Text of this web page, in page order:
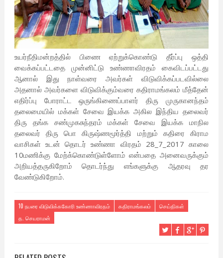
உயர்நீதிமன்றத்தில் பிணை ஏற்றுக்கொண்டு தீர்ப்பு ஒத்தி
வைக்கப்பட்டதை முன்னிட்டு உண்ணாவிரதம் கைவிடப்பட்டது
ஆனால் இது நாள்வரை அவர்கள் விடுவிக்கப்படவில்லை
அதனால் அவர்களை விடுவிக்கும்வரை கதிராமங்கலம் மீத்தேன்
எதிர்ப்பு போராட்ட ஒருங்கிணைப்பாளர் திரு முருகானந்தம்
தலைமையில் மக்கள் சேவை இயக்க அகில இந்திய தலைவர்
திரு தங்க சண்முகசுந்தரம் மக்கள் சேவை இயக்க மாநில
தலைவர் திரு பொ கிருஷ்ணமூர்த்தி மற்றும் கதிரை கிராம
வாசிகள் உடன் தொடர் உண்ணா விரதம் 28_7_2017 காலை
10மணிக்கு மேற்க்கொண்டுள்ளோம் என்பதை அனைவருக்கும்
அறியத்தருகிறோம் தொடர்ந்து எங்களுக்கு ஆதரவு தர
வேண்டுகிறோம்.
10 நபரை விடுவிக்ககோரி உண்ணாவிரதம் கதிராமங்கலம்
செய்திகள்
த. செயராமன்